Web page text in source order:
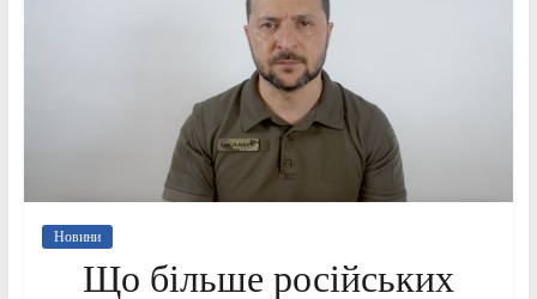
Новини
Що більше російських